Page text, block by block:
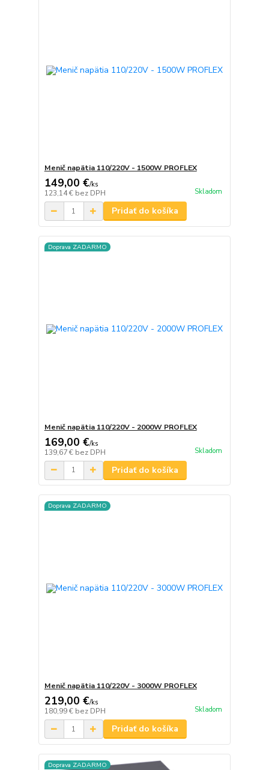
Menič napätia 110/220V - 1500W PROFLEX
149,00 €/ks
123,14 € bez DPH Skladom
Pridať do košíka
Doprava ZADARMO
Menič napätia 110/220V - 2000W PROFLEX
169,00 €/ks
139,67 € bez DPH Skladom
Pridať do košíka
Doprava ZADARMO
Menič napätia 110/220V - 3000W PROFLEX
219,00 €/ks
180,99 € bez DPH Skladom
Pridať do košíka
Doprava ZADARMO